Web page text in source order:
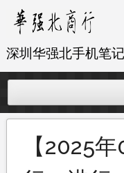
内深圳华强北手机笔
【2025